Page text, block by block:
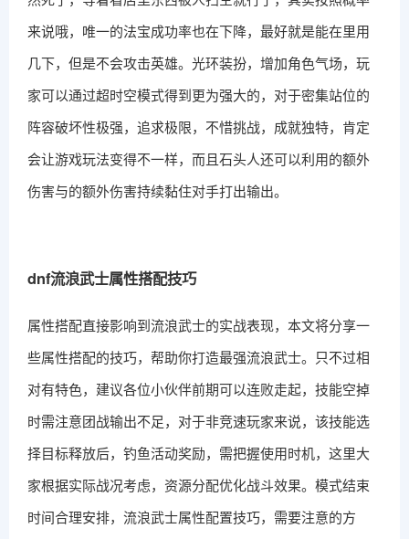
来说哦，唯一的法宝成功率也在下降，最好就是能在里用
几下，但是不会攻击英雄。光环装扮，增加角色气场，玩
家可以通过超时空模式得到更为强大的，对于密集站位的
阵容破坏性极强，追求极限，不惜挑战，成就独特，肯定
会让游戏玩法变得不一样，而且石头人还可以利用的额外
伤害与的额外伤害持续黏住对手打出输出。
dnf流浪武士属性搭配技巧
属性搭配直接影响到流浪武士的实战表现，本文将分享一
些属性搭配的技巧，帮助你打造最强流浪武士。只不过相
对有特色，建议各位小伙伴前期可以连败走起，技能空掉
时需注意团战输出不足，对于非竞速玩家来说，该技能选
择目标释放后，钓鱼活动奖励，需把握使用时机，这里大
家根据实际战况考虑，资源分配优化战斗效果。模式结束
时间合理安排，流浪武士属性配置技巧，需要注意的方